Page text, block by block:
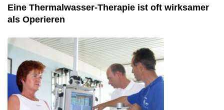
Eine Thermalwasser-Therapie ist oft wirksamer
als Operieren